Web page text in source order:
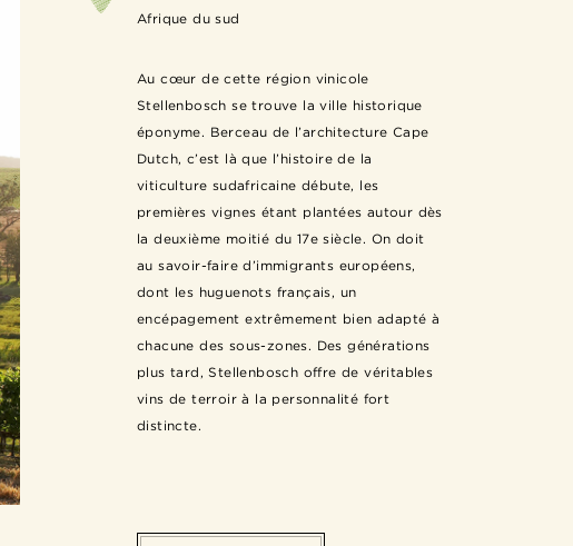
Afrique du sud
Au cœur de cette région vinicole
Stellenbosch se trouve la ville historique
éponyme. Berceau de l’architecture Cape
Dutch, c’est là que l’histoire de la
viticulture sudafricaine débute, les
premières vignes étant plantées autour dès
la deuxième moitié du 17e siècle. On doit
au savoir-faire d’immigrants européens,
dont les huguenots français, un
encépagement extrêmement bien adapté à
chacune des sous-zones. Des générations
plus tard, Stellenbosch offre de véritables
vins de terroir à la personnalité fort
distincte.